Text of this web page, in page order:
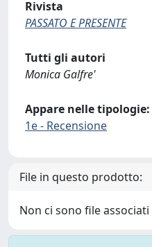
Rivista
PASSATO E PRESENTE
Tutti gli autori
Monica Galfre'
Appare nelle tipologie:
1e - Recensione
File in questo prodotto:
Non ci sono file